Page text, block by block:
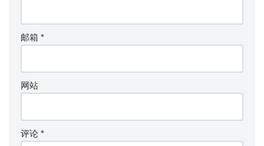
邮箱 *
网站
评论 *